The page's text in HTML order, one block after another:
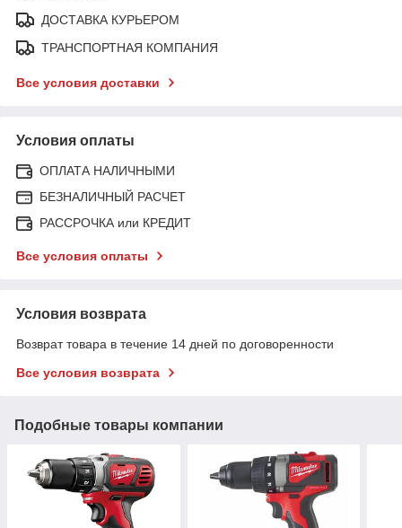
ДОСТАВКА КУРЬЕРОМ
ТРАНСПОРТНАЯ КОМПАНИЯ
Все условия доставки
Условия оплаты
ОПЛАТА НАЛИЧНЫМИ
БЕЗНАЛИЧНЫЙ РАСЧЕТ
РАССРОЧКА или КРЕДИТ
Все условия оплаты
Условия возврата
Возврат товара в течение 14 дней по договоренности
Все условия возврата
Подобные товары компании